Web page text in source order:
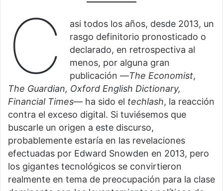
C
asi todos los años, desde 2013, un
rasgo definitorio pronosticado o
declarado, en retrospectiva al
menos, por alguna gran
publicación —The Economist,
The Guardian, Oxford English Dictionary,
Financial Times— ha sido el techlash, la reacción
contra el exceso digital. Si tuviésemos que
buscarle un origen a este discurso,
probablemente estaría en las revelaciones
efectuadas por Edward Snowden en 2013, pero
los gigantes tecnológicos se convirtieron
realmente en tema de preocupación para la clase